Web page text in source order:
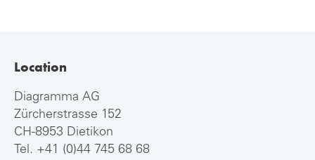
Location
Diagramma AG
Zürcherstrasse 152
CH-8953 Dietikon
Tel. +41 (0)44 745 68 68